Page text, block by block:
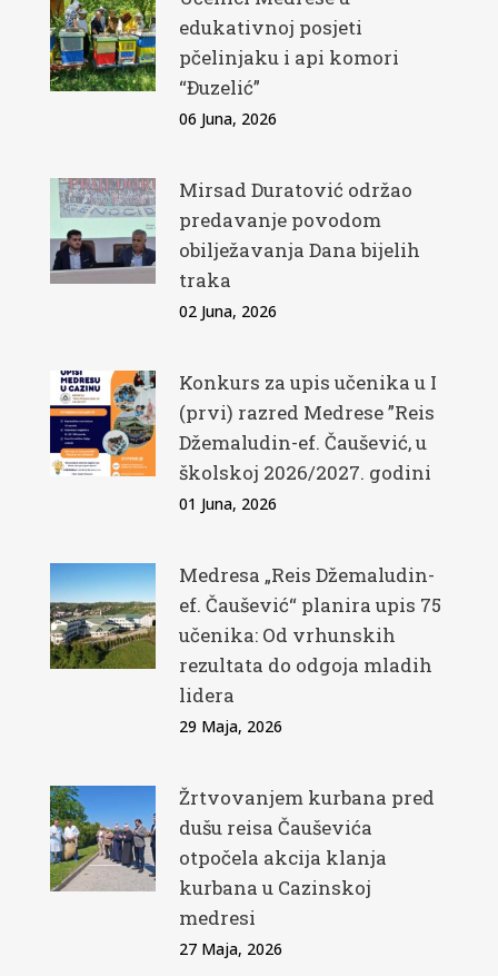
edukativnoj posjeti
pčelinjaku i api komori
“Đuzelić”
06 Juna, 2026
Mirsad Duratović održao
predavanje povodom
obilježavanja Dana bijelih
traka
02 Juna, 2026
Konkurs za upis učenika u I
(prvi) razred Medrese ”Reis
Džemaludin-ef. Čaušević, u
školskoj 2026/2027. godini
01 Juna, 2026
Medresa „Reis Džemaludin-
ef. Čaušević“ planira upis 75
učenika: Od vrhunskih
rezultata do odgoja mladih
lidera
29 Maja, 2026
Žrtvovanjem kurbana pred
dušu reisa Čauševića
otpočela akcija klanja
kurbana u Cazinskoj
medresi
27 Maja, 2026